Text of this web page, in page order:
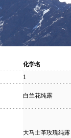
化学名
1
白兰花纯露
大马士革玫瑰纯露